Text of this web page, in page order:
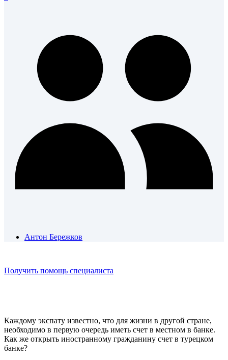
Антон Бережков
Получить помощь специалиста
Каждому экспату известно, что для жизни в другой стране,
необходимо в первую очередь иметь счет в местном в банке.
Как же открыть иностранному гражданину счет в турецком
банке?